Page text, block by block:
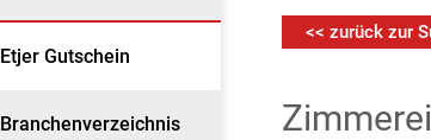
Etjer Gutschein
Branchenverzeichnis
<< zurück zur